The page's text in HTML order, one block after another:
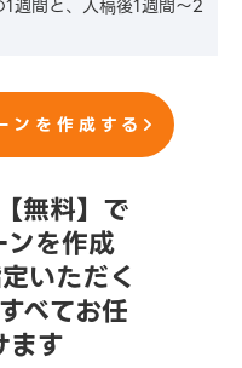
週間と、入稿後1週間〜2
ンを作成する
無料】で
ンを作成
いただく
べてお任
ます